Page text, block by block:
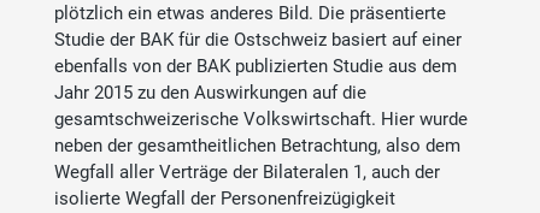
plötzlich ein etwas anderes Bild. Die präsentierte
Studie der BAK für die Ostschweiz basiert auf einer
ebenfalls von der BAK publizierten Studie aus dem
Jahr 2015 zu den Auswirkungen auf die
gesamtschweizerische Volkswirtschaft. Hier wurde
neben der gesamtheitlichen Betrachtung, also dem
Wegfall aller Verträge der Bilateralen 1, auch der
isolierte Wegfall der Personenfreizügigkeit